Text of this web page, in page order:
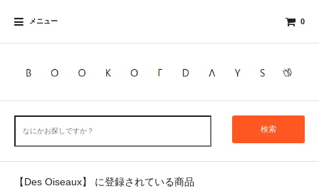
メニュー 0
検索
【Des Oiseaux】 に登録されている商品